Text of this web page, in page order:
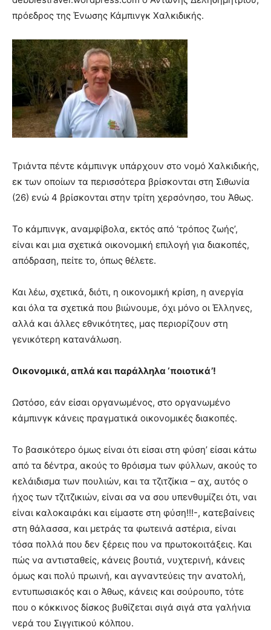
πρόεδρος της Ένωσης Κάμπινγκ Χαλκιδικής.
Τριάντα πέντε κάμπινγκ υπάρχουν στο νομό Χαλκιδικής,
εκ των οποίων τα περισσότερα βρίσκονται στη Σιθωνία
(26) ενώ 4 βρίσκονται στην τρίτη χερσόνησο, του Άθως.
Το κάμπινγκ, αναμφίβολα, εκτός από ‘τρόπος ζωής’,
είναι και μια σχετικά οικονομική επιλογή για διακοπές,
απόδραση, πείτε το, όπως θέλετε.
Και λέω, σχετικά, διότι, η οικονομική κρίση, η ανεργία
και όλα τα σχετικά που βιώνουμε, όχι μόνο οι Έλληνες,
αλλά και άλλες εθνικότητες, μας περιορίζουν στη
γενικότερη κατανάλωση.
Οικονομικά, απλά και παράλληλα ‘ποιοτικά’!
Ωστόσο, εάν είσαι οργανωμένος, στο οργανωμένο
κάμπινγκ κάνεις πραγματικά οικονομικές διακοπές.
Το βασικότερο όμως είναι ότι είσαι στη φύση’ είσαι κάτω
από τα δέντρα, ακούς το θρόισμα των φύλλων, ακούς το
κελάιδισμα των πουλιών, και τα τζιτζίκια – αχ, αυτός ο
ήχος των τζιτζικιών, είναι σα να σου υπενθυμίζει ότι, ναι
είναι καλοκαιράκι και είμαστε στη φύση!!!-, κατεβαίνεις
στη θάλασσα, και μετράς τα φωτεινά αστέρια, είναι
τόσα πολλά που δεν ξέρεις που να πρωτοκοιτάξεις. Και
πώς να αντισταθείς, κάνεις βουτιά, νυχτερινή, κάνεις
όμως και πολύ πρωινή, και αγναντεύεις την ανατολή,
εντυπωσιακός και ο Άθως, κάνεις και σούρουπο, τότε
που ο κόκκινος δίσκος βυθίζεται σιγά σιγά στα γαλήνια
νερά του Σιγγιτικού κόλπου.